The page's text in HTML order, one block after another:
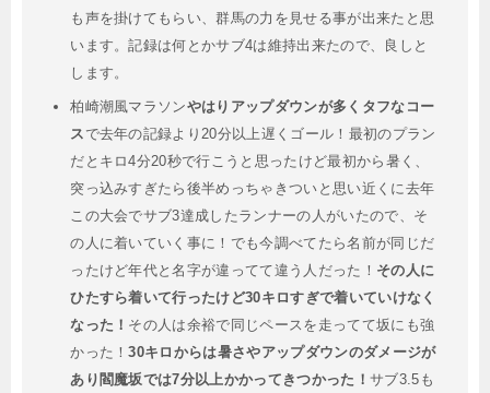
も声を掛けてもらい、群馬の力を見せる事が出来たと思
います。記録は何とかサブ4は維持出来たので、良しと
します。
柏崎潮風マラソンやはりアップダウンが多くタフなコー
ス で去年の記録より20分以上遅くゴール！最初のプラン
だとキロ4分20秒で行こうと思ったけど最初から暑く、
突っ込みすぎたら後半めっちゃきついと思い近くに去年
この大会でサブ3達成したランナーの人がいたので、そ
の人に着いていく事に！でも今調べてたら名前が同じだ
ったけど年代と名字が違ってて違う人だった！ その人に
ひたすら着いて行ったけど30キロすぎで着いていけなく
なった！ その人は余裕で同じペースを走ってて坂にも強
かった！30キロからは暑さやアップダウンのダメージが
あり閻魔坂では7分以上かかってきつかった！ サブ3.5も